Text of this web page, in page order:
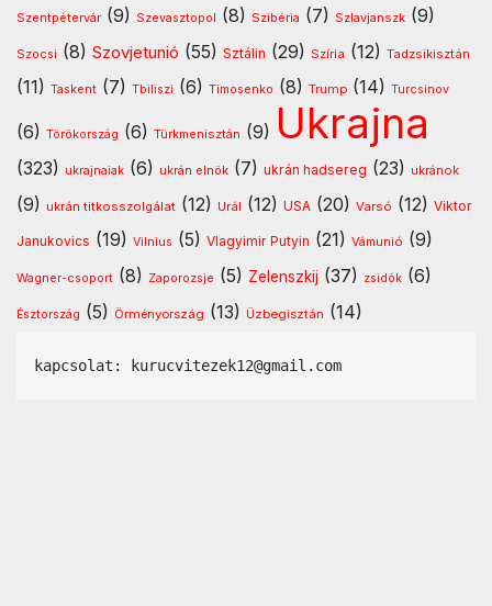
Szentpétervár (9) Szevasztopol (8) Szibéria (7) Szlavjanszk (9)
Szocsi (8) Szovjetunió (55) Sztálin (29) Szíria (12) Tadzsikisztán
(11) Taskent (7) Tbiliszi (6) Timosenko (8) Trump (14) Turcsinov
(6) Törökország (6) Türkmenisztán (9) Ukrajna
(323) ukrajnaiak (6) ukrán elnök (7) ukrán hadsereg (23) ukránok
(9) ukrán titkosszolgálat (12) Urál (12) USA (20) Varsó (12) Viktor
Janukovics (19) Vilnius (5) Vlagyimir Putyin (21) Vámunió (9)
Wagner-csoport (8) Zaporozsje (5) Zelenszkij (37) zsidók (6)
Észtország (5) Örményország (13) Üzbegisztán (14)
kapcsolat: kurucvitezek12@gmail.com